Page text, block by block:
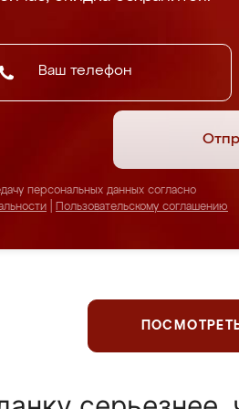
персональных данных согласно
Пользовательскому соглашению